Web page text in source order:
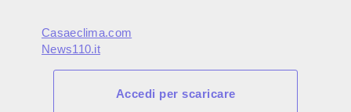
Casaeclima.com
News110.it
Accedi per scaricare